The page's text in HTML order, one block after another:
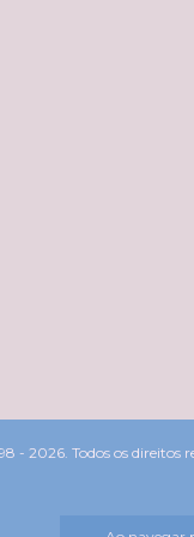
2026. Todos os direitos